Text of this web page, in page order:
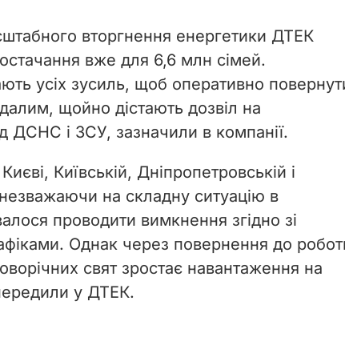
i
d
e
o
вторгнення енергетики ДТЕК
вже для 6,6 млн сімей.
усіх зусиль, щоб оперативно
щойно дістають дозвіл на
ДСНС і ЗСУ, зазначили в компанії.
Київській, Дніпропетровській і
на складну ситуацію в
проводити вимкнення згідно зі
Однак через повернення до
свят зростає навантаження на
у ДТЕК.